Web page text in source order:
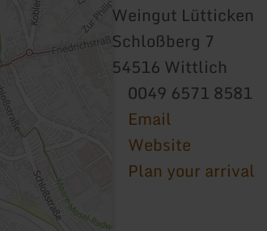
Weingut Lütticken
Schloßberg 7
54516 Wittlich
0049 6571 8581
Email
Website
Plan your arrival